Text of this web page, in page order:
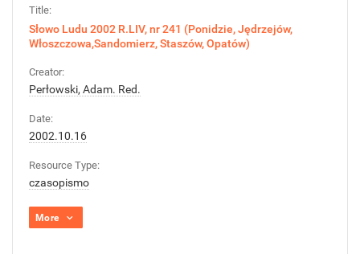
Title:
Słowo Ludu 2002 R.LIV, nr 241 (Ponidzie, Jędrzejów,
Włoszczowa,Sandomierz, Staszów, Opatów)
Creator:
Perłowski, Adam. Red.
Date:
2002.10.16
Resource Type:
czasopismo
More